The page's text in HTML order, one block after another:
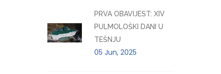
PRVA OBAVIJEST: XIV
PULMOLOŠKI DANI U
TEŠNJU
05 Jun, 2025